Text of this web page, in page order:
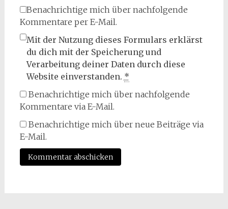
Benachrichtige mich über nachfolgende
Kommentare per E-Mail.
Mit der Nutzung dieses Formulars erklärst
du dich mit der Speicherung und
Verarbeitung deiner Daten durch diese
Website einverstanden. *
Benachrichtige mich über nachfolgende
Kommentare via E-Mail.
Benachrichtige mich über neue Beiträge via
E-Mail.